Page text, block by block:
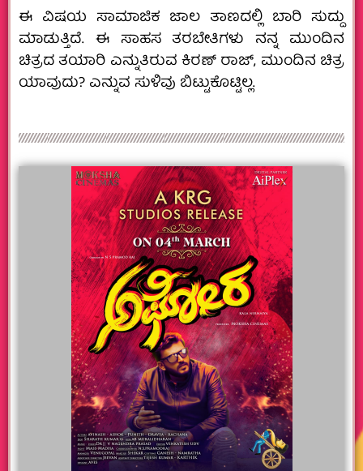
ಈ ವಿಷಯ ಸಾಮಾಜಿಕ ಜಾಲ ತಾಣದಲ್ಲಿ ಬಾರಿ ಸುದ್ದು
ಮಾಡುತ್ತಿದೆ. ಈ ಸಾಹಸ ತರಬೇತಿಗಳು ನನ್ನ ಮುಂದಿನ
ಚಿತ್ರದ ತಯಾರಿ ಎನ್ನುತಿರುವ ಕಿರಣ್ ರಾಜ್, ಮುಂದಿನ ಚಿತ್ರ
ಯಾವುದು? ಎನ್ನುವ ಸುಳಿವು ಬಿಟ್ಟುಕೊಟ್ಟಿಲ್ಲ.